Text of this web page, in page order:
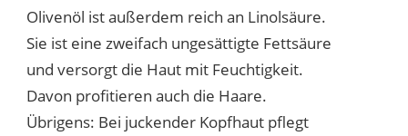
Olivenöl ist außerdem reich an Linolsäure.
Sie ist eine zweifach ungesättigte Fettsäure
und versorgt die Haut mit Feuchtigkeit.
Davon profitieren auch die Haare.
Übrigens: Bei juckender Kopfhaut pflegt